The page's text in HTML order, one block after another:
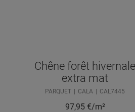
Chêne forêt hivernale
extra mat
PARQUET CALA CAL7445
97,95 €/m²